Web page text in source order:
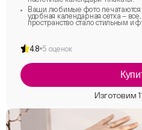
Ваши любимые фото печатаются
удобная календарная сетка –
пространство стало стильным и
4.8 5 оценок